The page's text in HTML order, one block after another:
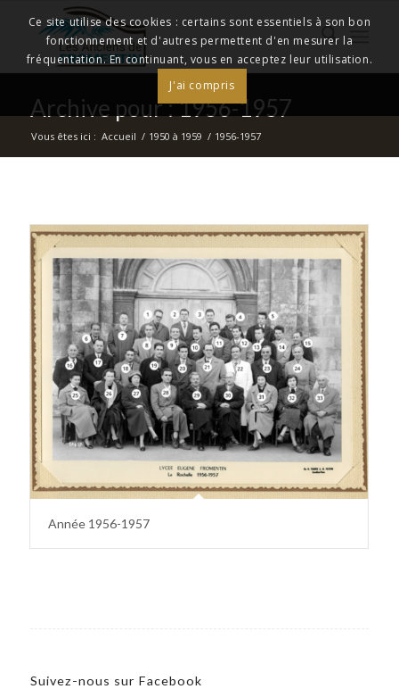
Archive pour : 1956-1957
Vous êtes ici : Accueil / 1950 à 1959 / 1956-1957
Année 1956-1957
Suivez-nous sur Facebook
Ce site utilise des cookies : certains sont essentiels à son bon
fonctionnement et d'autres permettent d'en mesurer la
fréquentation. En continuant, vous en acceptez leur utilisation.
J'ai compris